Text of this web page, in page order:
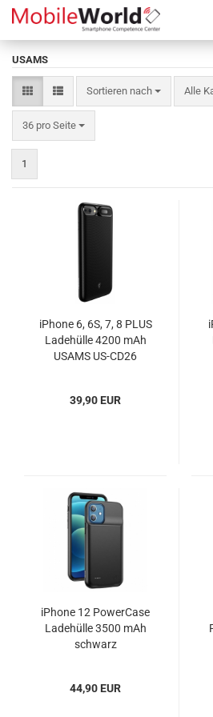
USAMS
Sortieren nach
Sortieren nach Alle
36 pro Seite
pro Seite
1
iPhone 6, 6S, 7, 8 PLUS
Ladehülle 4200 mAh
USAMS US-CD26
39,90 EUR
iPhone 12 PowerCase
Ladehülle 3500 mAh
schwarz
44,90 EUR